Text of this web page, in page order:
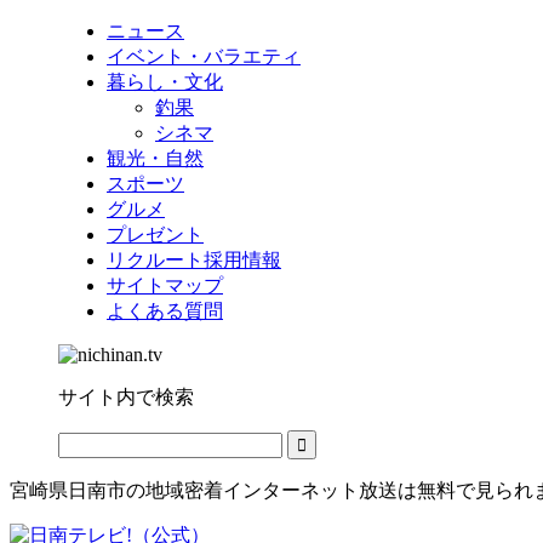
ニュース
イベント・バラエティ
暮らし・文化
釣果
シネマ
観光・自然
スポーツ
グルメ
プレゼント
リクルート採用情報
サイトマップ
よくある質問
サイト内で検索
宮崎県日南市の地域密着インターネット放送は無料で見られ